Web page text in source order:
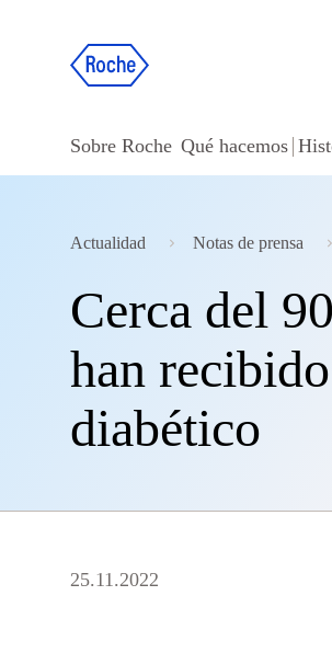
Sobre Roche Qué hacemos
Actualidad Notas de prensa
Cerca del
han
diabético
25.11.2022